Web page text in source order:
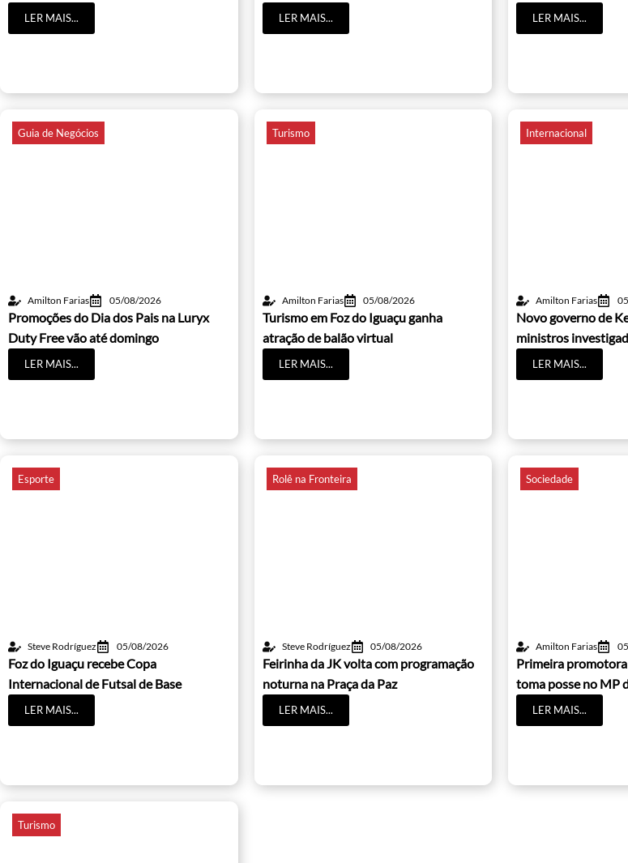
LER MAIS... LER MAIS... LER MAIS...
Guia de Negócios
Amilton Farias 05/08/2026
Promoções do Dia dos Pais na Luryx
Duty Free vão até domingo
LER MAIS...
Turismo
Amilton Farias 05/08/2026
Turismo em Foz do Iguaçu ganha
atração de balão virtual
LER MAIS...
Internacional
Amilton Farias
Novo governo de
ministros
LER MAIS...
Esporte
Steve Rodríguez 05/08/2026
Foz do Iguaçu recebe Copa
Internacional de Futsal de Base
LER MAIS...
Rolê na Fronteira
Steve Rodríguez 05/08/2026
Feirinha da JK volta com programação
noturna na Praça da Paz
LER MAIS...
Sociedade
Amilton Farias
Primeira
toma posse no MP
LER MAIS...
Turismo